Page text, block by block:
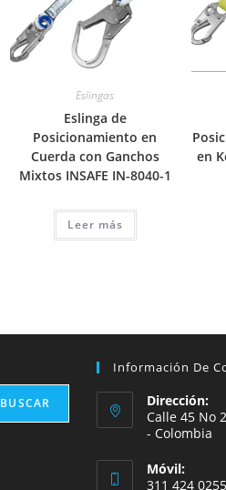
Eslingas
Eslinga de
Posicionamiento en
Cuerda con Ganchos
Mixtos INSAFE IN-8040-1
Leer más
en
BUSCAR
Información De
Dirección:
Calle 45 No
- Colombia
Móvil:
311 424 0255